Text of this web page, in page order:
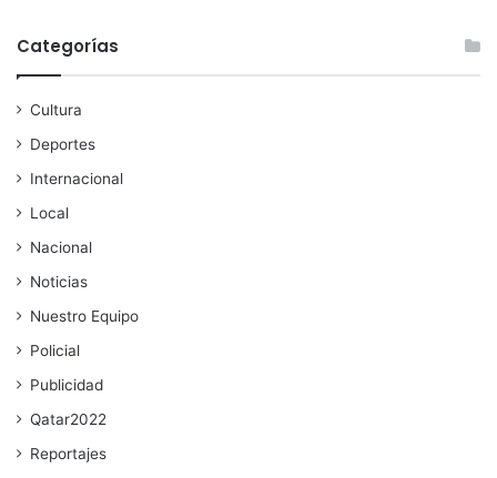
Categorías
Cultura
Deportes
Internacional
Local
Nacional
Noticias
Nuestro Equipo
Policial
Publicidad
Qatar2022
Reportajes